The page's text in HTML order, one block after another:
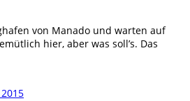
von Manado und warten auf
hier, aber was soll’s. Das